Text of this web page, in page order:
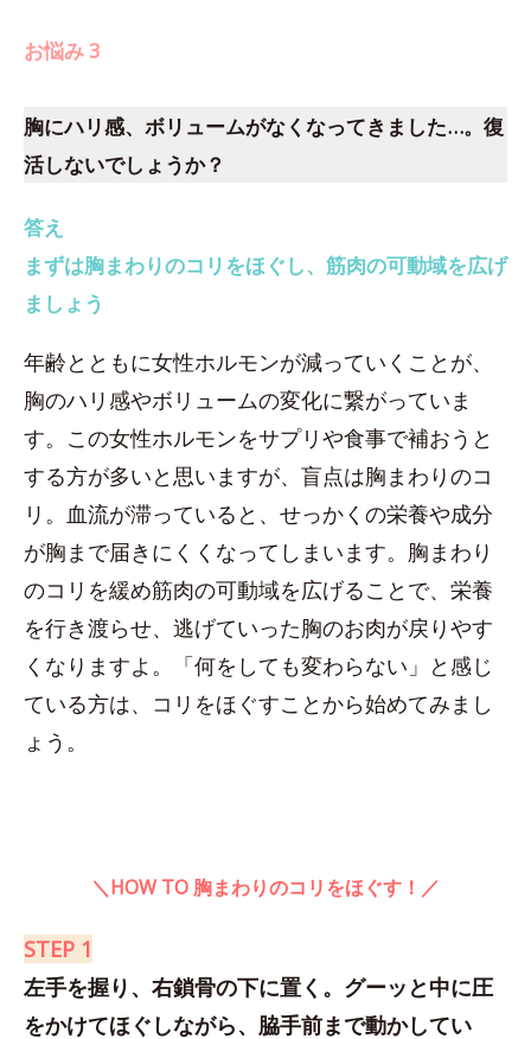
お悩み 3
胸にハリ感、ボリュームがなくなってきました…。復
活しないでしょうか？
答え
まずは胸まわりのコリをほぐし、筋肉の可動域を広げ
ましょう
年齢とともに女性ホルモンが減っていくことが、
胸のハリ感やボリュームの変化に繋がっていま
す。この女性ホルモンをサプリや食事で補おうと
する方が多いと思いますが、盲点は胸まわりのコ
リ。血流が滞っていると、せっかくの栄養や成分
が胸まで届きにくくなってしまいます。胸まわり
のコリを緩め筋肉の可動域を広げることで、栄養
を行き渡らせ、逃げていった胸のお肉が戻りやす
くなりますよ。「何をしても変わらない」と感じ
ている方は、コリをほぐすことから始めてみまし
ょう。
＼HOW TO 胸まわりのコリをほぐす！／
STEP 1
左手を握り、右鎖骨の下に置く。グーッと中に圧
をかけてほぐしながら、脇手前まで動かしてい